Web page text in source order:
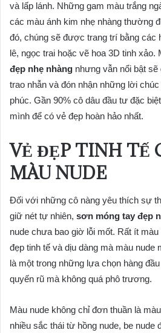
và lấp lánh. Những gam màu trắng
các màu ánh kim nhẹ nhàng thường
đó, chúng sẽ được trang trí bằng các
lê, ngọc trai hoặc vẽ hoa 3D tinh xảo.
đẹp nhẹ nhàng nhưng vẫn nổi bật
trao nhẫn và đón nhận những lời
phúc. Gần 90% cô dâu đầu tư đặc
mình để có vẻ đẹp hoàn hảo nhất.
VẺ ĐẸP TINH TẾ
MÀU NUDE
Đối với những cô nàng yêu thích sự
giữ nét tự nhiên, sơn móng tay đẹp
nude chưa bao giờ lỗi mốt. Rất ít
đẹp tinh tế và dịu dàng mà màu nude
là một trong những lựa chọn hàng
quyến rũ mà không quá phô trương.
Màu nude không chỉ đơn thuần là
nhiều sắc thái từ hồng nude, be nude